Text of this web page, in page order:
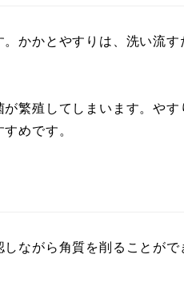
かかとやすりは、洗い流
繁殖してしまいます。やす
めです。
ながら角質を削ることが